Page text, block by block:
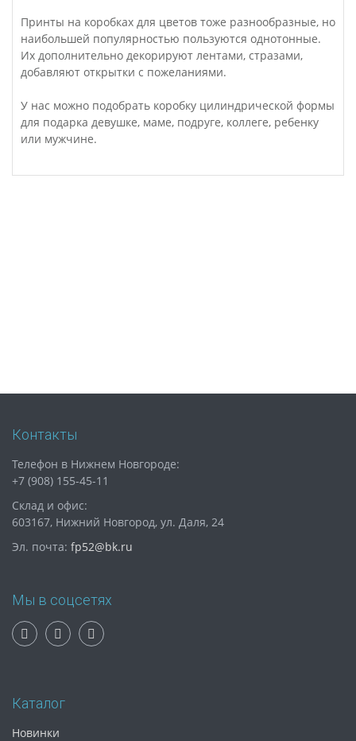
Принты на коробках для цветов тоже разнообразные, но
наибольшей популярностью пользуются однотонные.
Их дополнительно декорируют лентами, стразами,
добавляют открытки с пожеланиями.
У нас можно подобрать коробку цилиндрической формы
для подарка девушке, маме, подруге, коллеге, ребенку
или мужчине.
Контакты
Телефон в Нижнем Новгороде:
+7 (908) 155-45-11
Склад и офис:
603167, Нижний Новгород, ул. Даля, 24
Эл. почта: fp52@bk.ru
Мы в соцсетях
Каталог
Новинки